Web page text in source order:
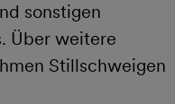
sonstigen
Über weitere
Stillschweigen